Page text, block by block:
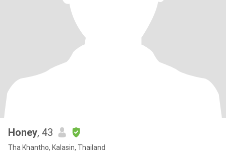
Honey, 43
Tha Khantho, Kalasin, Thailand